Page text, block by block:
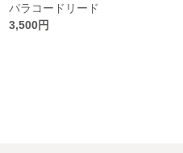
パラコードリード
3,500円